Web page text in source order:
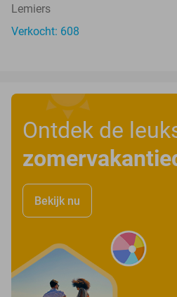
Lemiers
Verkocht: 608
Ontdek de
Bekijk nu